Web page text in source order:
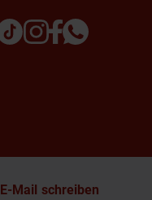
E-Mail schreiben